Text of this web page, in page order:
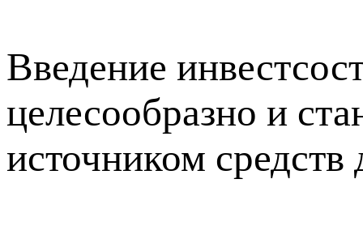
Введение
целесообразно и
источником средств